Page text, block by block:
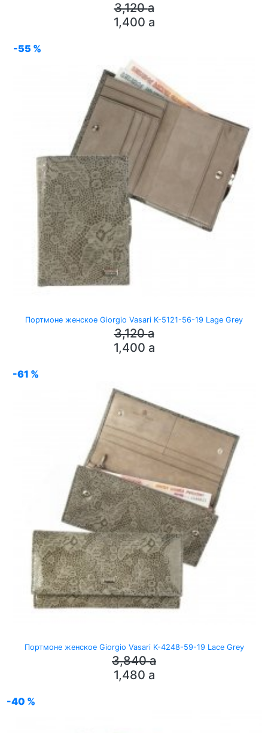
3,120a
1,400 a
-55 %
Портмоне женское Giorgio Vasari K-5121-56-19 Lage Grey
3,120a
1,400 a
-61 %
Портмоне женское Giorgio Vasari K-4248-59-19 Lace Grey
3,840a
1,480 a
-40 %